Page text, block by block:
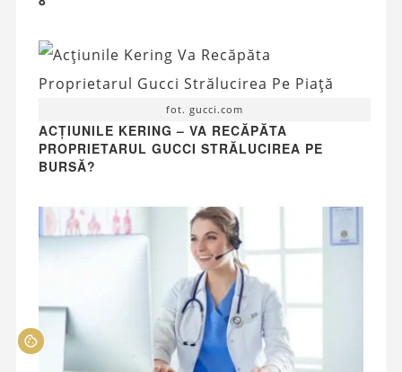
fot. gucci.com
ACȚIUNILE KERING – VA RECĂPĂTA
PROPRIETARUL GUCCI STRĂLUCIREA PE
BURSĂ?